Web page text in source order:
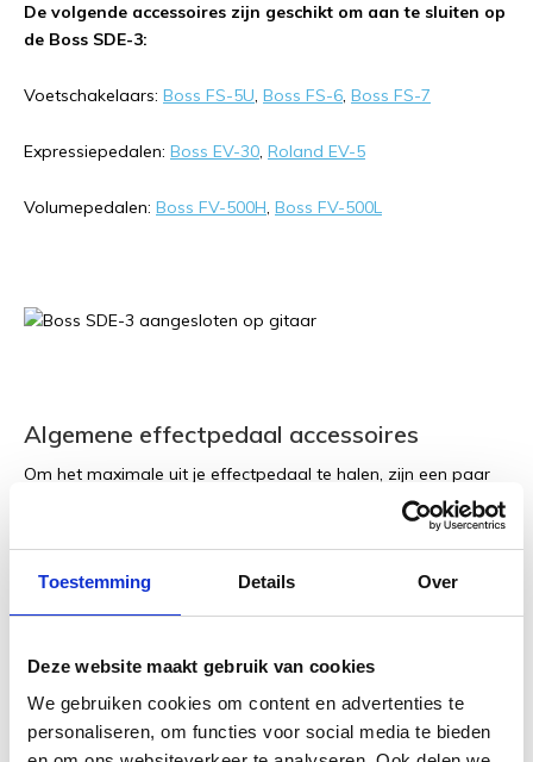
Toestemming Details Over
Deze website maakt gebruik van cookies
We gebruiken cookies om content en advertenties te
personaliseren, om functies voor social media te bieden
De volgende accessoires zijn geschikt om aan te sluiten op
de Boss SDE-3:
Voetschakelaars: Boss FS-5U, Boss FS-6, Boss FS-7
Expressiepedalen: Boss EV-30, Roland EV-5
Volumepedalen: Boss FV-500H, Boss FV-500L
Algemene effectpedaal accessoires
Om het maximale uit je effectpedaal te halen, zijn een paar
Instrumentkabelsvan hoge
signaaloverdracht tussen je gitaar en pedaal of pedaal en
versterker.Patchkabels
zijn ideaal voor het verbinden van
meerdere pedalen op je pedalboard zonder ruis of
georganiseerde en veilige opstelling voor al je pedalen, met
gemakkelijke toegang en bescherming tijdens transport.